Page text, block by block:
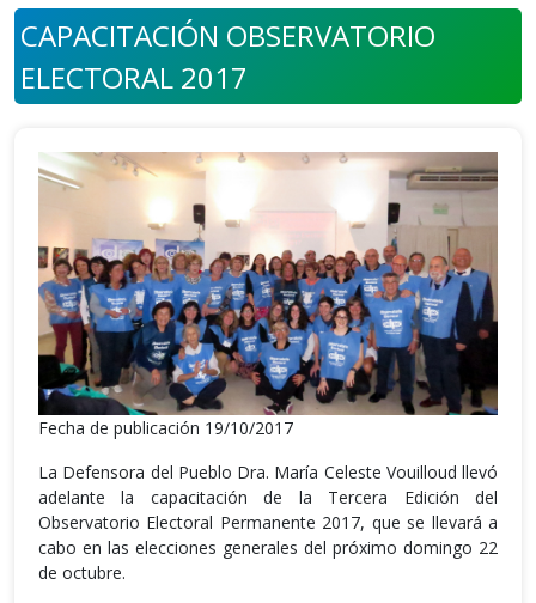
CAPACITACIÓN OBSERVATORIO
ELECTORAL 2017
Fecha de publicación 19/10/2017
La Defensora del Pueblo Dra. María Celeste Vouilloud llevó
adelante la capacitación de la Tercera Edición del
Observatorio Electoral Permanente 2017, que se llevará a
cabo en las elecciones generales del próximo domingo 22
de octubre.